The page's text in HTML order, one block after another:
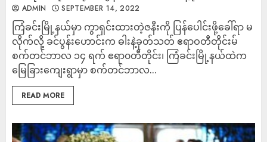
ADMIN SEPTEMBER 14, 2022
ကြံခင်းမြို့နယ်မှာ ကွာရှင်းထားတဲ့ဇနီးကို ပြန်ပေါင်းဖို့ခေါ်ရာ မ
လိုက်လို့ ခင်ပွန်းဟောင်းက ဓါးနဲ့ခုတ်သတ် ဧရာဝတီတိုင်းမ်
စက်တင်ဘာလ ၁၄ ရက် ဧရာ၀တီတိုင်း၊ ကြံခင်းမြို့နယ်ထဲက
မြေခြားကျေးရွာမှာ စက်တင်ဘာလ...
READ MORE